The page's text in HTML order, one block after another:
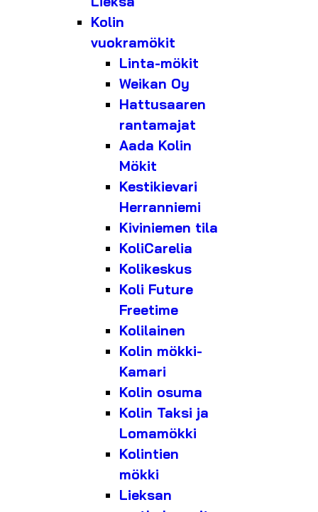
Kolin
vuokramökit
Linta-mökit
Weikan Oy
Hattusaaren
rantamajat
Aada Kolin
Mökit
Kestikievari
Herranniemi
Kiviniemen tila
KoliCarelia
Kolikeskus
Koli Future
Freetime
Kolilainen
Kolin mökki-
Kamari
Kolin osuma
Kolin Taksi ja
Lomamökki
Kolintien
mökki
Lieksan